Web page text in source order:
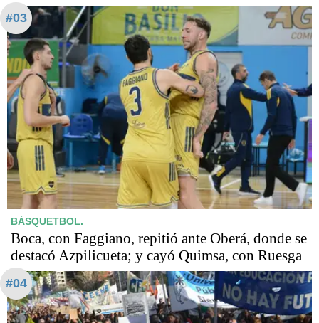
#03
BÁSQUETBOL.
Boca, con Faggiano, repitió ante Oberá, donde se
destacó Azpilicueta; y cayó Quimsa, con Ruesga
#04